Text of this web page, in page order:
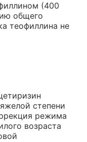
(400
общего
теофиллина не
степени
режима
возраста